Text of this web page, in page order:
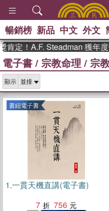
熱
、
獎
登
暢銷榜 新品 中文 外文
！A.F. Steadman 獲年度
電子書 / 宗教命理 / 宗
顯示
書紐電子書
1.一貫天機直講(電子書)
7
756